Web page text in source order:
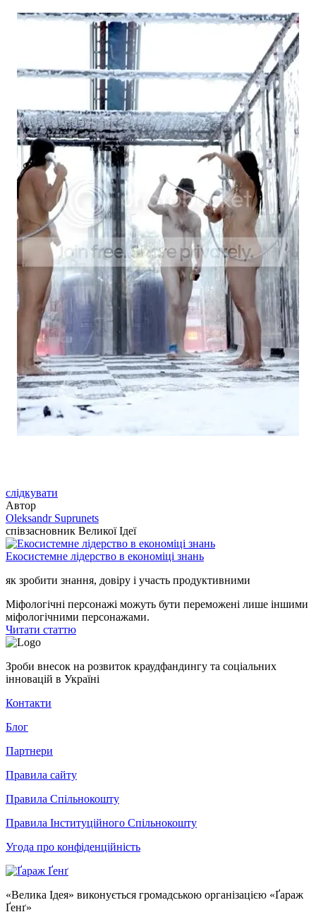
слідкувати
Автор
Oleksandr Suprunets
співзасновник Великої Ідеї
Екосистемне лідерство в економіці знань
як зробити знання, довіру і участь продуктивними
Міфологічні персонажі можуть бути переможені лише іншими
міфологічними персонажами.
Читати статтю
Зроби внесок на розвиток краудфандингу та соціальних
інновацій в Україні
Контакти
Блог
Партнери
Правила сайту
Правила Спільнокошту
Правила Інституційного Спільнокошту
Угода про конфіденційність
«Велика Ідея» виконується громадською організацією «Ґараж
Ґенґ»